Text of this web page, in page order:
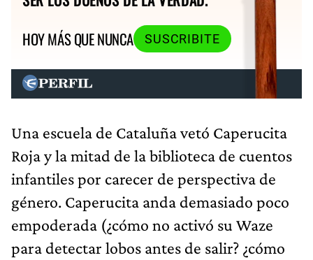
HOY MÁS QUE NUNCA
SUSCRIBITE
Una escuela de Cataluña vetó Caperucita
Roja y la mitad de la biblioteca de cuentos
infantiles por carecer de perspectiva de
género. Caperucita anda demasiado poco
empoderada (¿cómo no activó su Waze
para detectar lobos antes de salir? ¿cómo